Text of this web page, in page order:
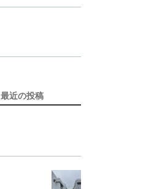
最近の投稿